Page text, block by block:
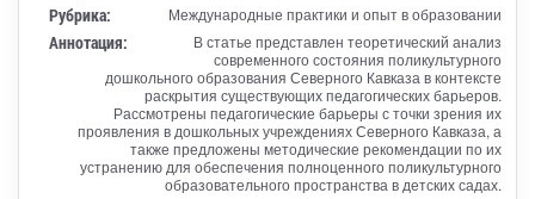
Рубрика: Международные практики и опыт в образовании
Аннотация:
В статье представлен теоретический анализ
современного состояния поликультурного
дошкольного образования Северного Кавказа в контексте
раскрытия существующих педагогических барьеров.
Рассмотрены педагогические барьеры с точки зрения их
проявления в дошкольных учреждениях Северного Кавказа, а
также предложены методические рекомендации по их
устранению для обеспечения полноценного поликультурного
образовательного пространства в детских садах.